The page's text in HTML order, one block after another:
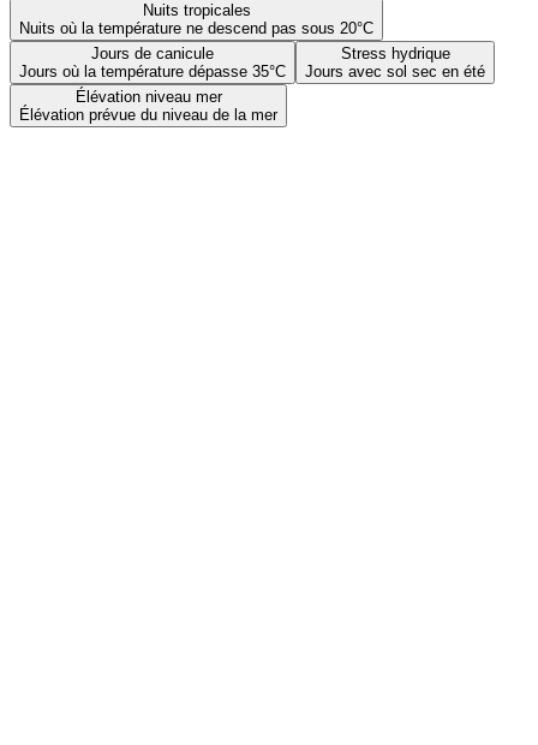
Nuits tropicales
Nuits où la température ne descend pas sous 20°C
Jours de canicule
Jours où la température dépasse 35°C
Stress hydrique
Jours avec sol sec en été
Élévation niveau mer
Élévation prévue du niveau de la mer